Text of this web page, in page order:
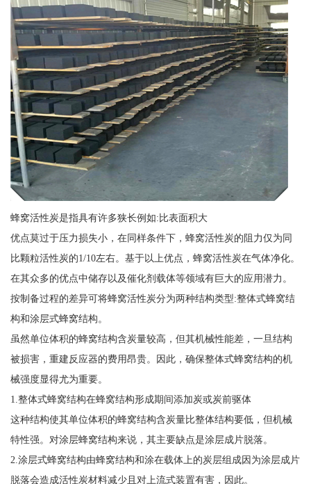
蜂窝活性炭是指具有许多狭长例如:比表面积大
优点莫过于压力损失小，在同样条件下，蜂窝活性炭的阻力仅为同
比颗粒活性炭的1/10左右。基于以上优点，蜂窝活性炭在气体净化。
在其众多的优点中储存以及催化剂载体等领域有巨大的应用潜力。
按制备过程的差异可将蜂窝活性炭分为两种结构类型:整体式蜂窝结
构和涂层式蜂窝结构。
虽然单位体积的蜂窝结构含炭量较高，但其机械性能差，一旦结构
被损害，重建反应器的费用昂贵。因此，确保整体式蜂窝结构的机
械强度显得尤为重要。
1.整体式蜂窝结构在蜂窝结构形成期间添加炭或炭前驱体
这种结构使其单位体积的蜂窝结构含炭量比整体结构要低，但机械
特性强。对涂层蜂窝结构来说，其主要缺点是涂层成片脱落。
2.涂层式蜂窝结构由蜂窝结构和涂在载体上的炭层组成因为涂层成片
脱落会造成活性炭材料减少且对上流式装置有害，因此。